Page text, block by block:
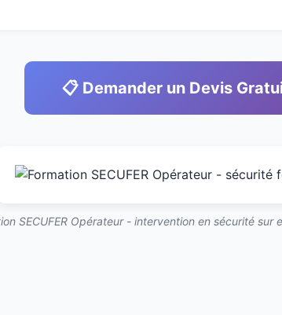
📋 Demander un Devis
SECUFER Opérateur - intervention en sécurité sur